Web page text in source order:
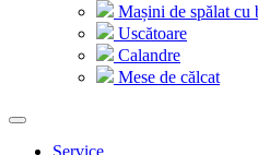
Mașini de spălat cu
Uscătoare
Calandre
Mese de călcat
Service